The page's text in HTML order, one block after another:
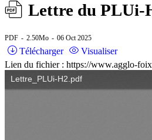
Lettre du PLUi-
PDF 2.50Mo 06 Oct 2025
Télécharger
Visualiser
Lien du fichier : https://www.agglo-